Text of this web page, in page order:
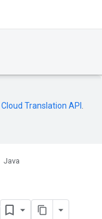
Cloud Translation API
Java